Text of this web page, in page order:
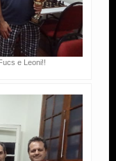
e Leoni!!